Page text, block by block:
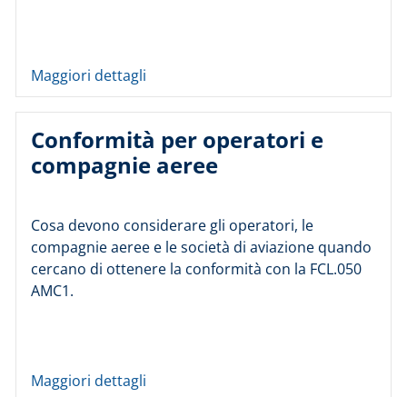
Maggiori dettagli
Conformità per operatori e
compagnie aeree
Cosa devono considerare gli operatori, le
compagnie aeree e le società di aviazione quando
cercano di ottenere la conformità con la FCL.050
AMC1.
Maggiori dettagli